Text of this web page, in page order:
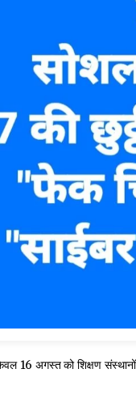
16 अगस्त को शिक्षण